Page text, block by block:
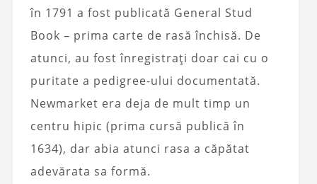
în 1791 a fost publicată General Stud
Book – prima carte de rasă închisă. De
atunci, au fost înregistrați doar cai cu o
puritate a pedigree-ului documentată.
Newmarket era deja de mult timp un
centru hipic (prima cursă publică în
1634), dar abia atunci rasa a căpătat
adevărata sa formă.